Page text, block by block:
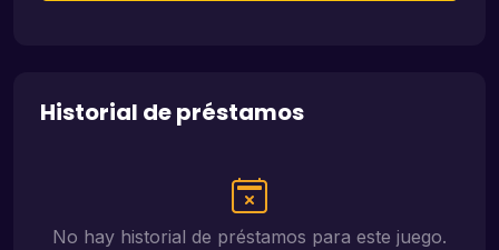
Historial de préstamos
No hay historial de préstamos para este juego.